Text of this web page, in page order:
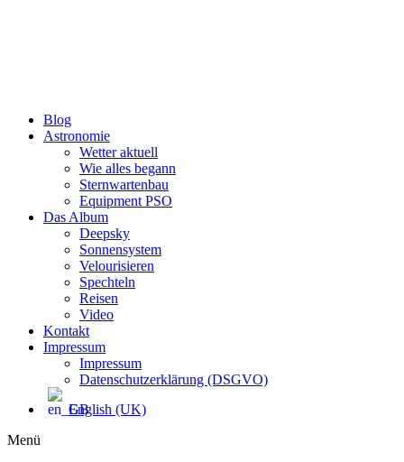
Blog
Astronomie
Wetter aktuell
Wie alles begann
Sternwartenbau
Equipment PSO
Das Album
Deepsky
Sonnensystem
Velourisieren
Spechteln
Reisen
Video
Kontakt
Impressum
Impressum
Datenschutzerklärung (DSGVO)
English (UK)
Menü